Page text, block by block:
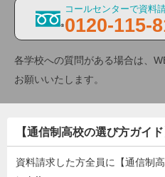
コールセンターで資料
0120-115-
各学校への質問がある場合は、
お願いいたします。
【通信制高校の選び方ガイ
資料請求した方全員に【通信制